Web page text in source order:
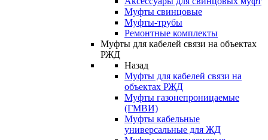
Муфты свинцовые
Муфты-трубы
Ремонтные комплекты
Муфты для кабелей связи на объектах
РЖД
Назад
Муфты для кабелей связи на
объектах РЖД
Муфты газонепроницаемые
(ГМВИ)
Муфты кабельные
универсальные для ЖД